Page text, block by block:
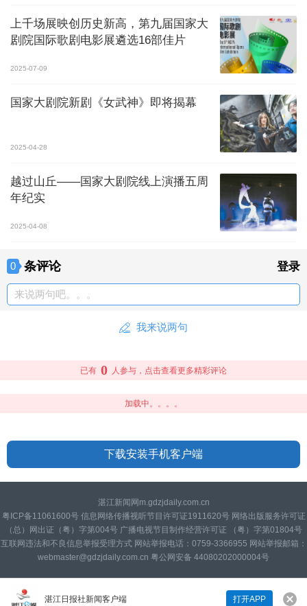
上千场展映创历史新高，第九届国家大
剧院国际歌剧电影展遴选16部佳片
2025-07-09
国家大剧院新剧《女武神》即将揭幕
2025-04-28
越过山丘——国家大剧院线上演播五周
年纪实
2025-04-08
湛江日报社新闻客户端 打开APP
0 条评论 登录
来说两句吧。。。
我来说两句
已有 0 人参与，点击查看更多精彩评论
加载中。。。。
下载安装手机客户端
湛江新闻网m.gdzjdaily.com.cn
粤ICP备11061600号 信息网络传播视听节目许可证1911620号 网络出版服务许可证
（总）网出证（粤）字第004号 广播电视节目制作经营许可证 （粤）字第01804号
互联网违法和不良信息举报受理方式 网站举报电话：0759-3366955 网站举报邮箱：
webmaster@gdzjdaily.com.cn 粤公网安备 44080202000004号